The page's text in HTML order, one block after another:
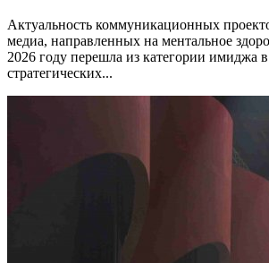
Актуальность коммуникационных
медиа, направленных на ментальное
2026 году перешла из категории имиджа в
стратегических...